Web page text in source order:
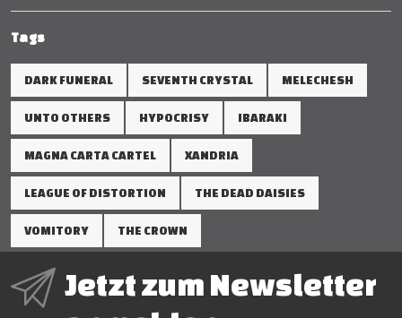
Tags
DARK FUNERAL SEVENTH CRYSTAL MELECHESH
UNTO OTHERS HYPOCRISY IBARAKI
MAGNA CARTA CARTEL XANDRIA
LEAGUE OF DISTORTION THE DEAD DAISIES
VOMITORY THE CROWN
Jetzt zum Newsletter